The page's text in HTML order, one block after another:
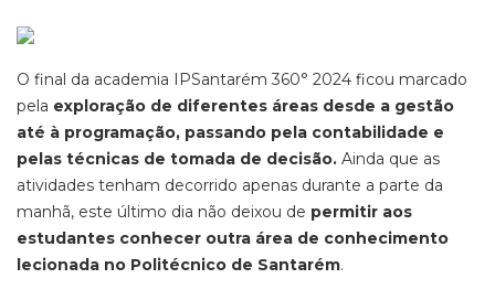
O final da academia IPSantarém 360° 2024 ficou marcado
pela exploração de diferentes áreas desde a gestão
até à programação, passando pela contabilidade e
pelas técnicas de tomada de decisão. Ainda que as
atividades tenham decorrido apenas durante a parte da
manhã, este último dia não deixou de permitir aos
estudantes conhecer outra área de conhecimento
lecionada no Politécnico de Santarém.